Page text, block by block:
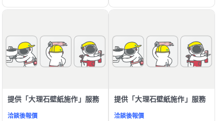
提供「大理石壁紙施作」服務
洽談後報價
提供「大理石壁紙施作」服務
洽談後報價